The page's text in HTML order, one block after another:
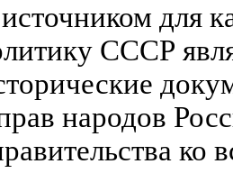
для
СССР
народов
ко